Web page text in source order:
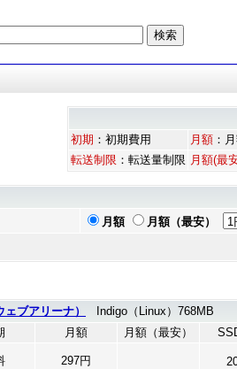
初期 ：初期費用 月額：
転送制限 ：転送量制限 月額(最
月額 月額（最安）
ブアリーナ）
Indigo（Linux）768MB
月額 月額（最安）
297円